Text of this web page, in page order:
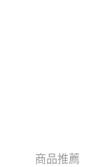
發貨後2-4個工作天送達
商品推薦